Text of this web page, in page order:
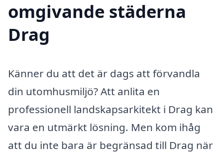
omgivande städerna
Drag
Känner du att det är dags att förvandla
din utomhusmiljö? Att anlita en
professionell landskapsarkitekt i Drag kan
vara en utmärkt lösning. Men kom ihåg
att du inte bara är begränsad till Drag när